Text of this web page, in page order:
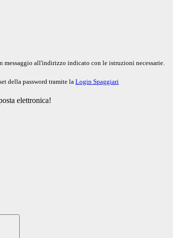
messaggio all'indirizzo indicato con le istruzioni necessarie.
della password tramite la Login Spaggiari
elettronica!